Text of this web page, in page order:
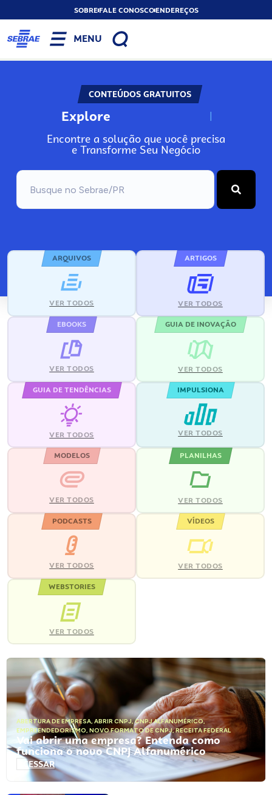
SOBREFALE CONOSCOENDEREÇOS
MENU
CONTEÚDOS GRATUITOS
Explore N
Encontre a solução que você precisa
e Transforme Seu Negócio
ARQUIVOS
VER TODOS
ARTIGOS
VER TODOS
EBOOKS
VER TODOS
GUIA DE INOVAÇÃO
VER TODOS
GUIA DE TENDÊNCIAS
VER TODOS
IMPULSIONA
VER TODOS
MODELOS
VER TODOS
PLANILHAS
VER TODOS
PODCASTS
VER TODOS
VÍDEOS
VER TODOS
WEBSTORIES
VER TODOS
ABERTURA DE EMPRESA, ABRIR CNPJ,CNPJ ALFANUMÉRICO,
EMPREENDEDORISMO, NOVO FORMATO DE CNPJ,RECEITA FEDERAL
Vai abrir uma empresa? Entenda como
funciona o novo CNPJ Alfanumérico
ACESSAR